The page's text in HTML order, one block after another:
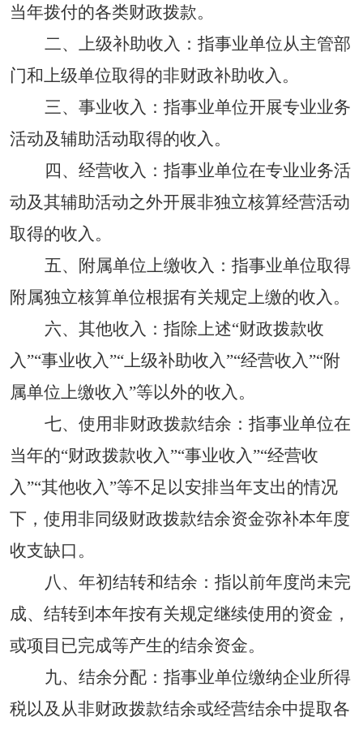
当年拨付的各类财政拨款。
二、上级补助收入：指事业单位从主管部
门和上级单位取得的非财政补助收入。
三、事业收入：指事业单位开展专业业务
活动及辅助活动取得的收入。
四、经营收入：指事业单位在专业业务活
动及其辅助活动之外开展非独立核算经营活动
取得的收入。
五、附属单位上缴收入：指事业单位取得
附属独立核算单位根据有关规定上缴的收入。
六、其他收入：指除上述“财政拨款收
入”“事业收入”“上级补助收入”“经营收入”“附
属单位上缴收入”等以外的收入。
七、使用非财政拨款结余：指事业单位在
当年的“财政拨款收入”“事业收入”“经营收
入”“其他收入”等不足以安排当年支出的情况
下，使用非同级财政拨款结余资金弥补本年度
收支缺口。
八、年初结转和结余：指以前年度尚未完
成、结转到本年按有关规定继续使用的资金，
或项目已完成等产生的结余资金。
九、结余分配：指事业单位缴纳企业所得
税以及从非财政拨款结余或经营结余中提取各